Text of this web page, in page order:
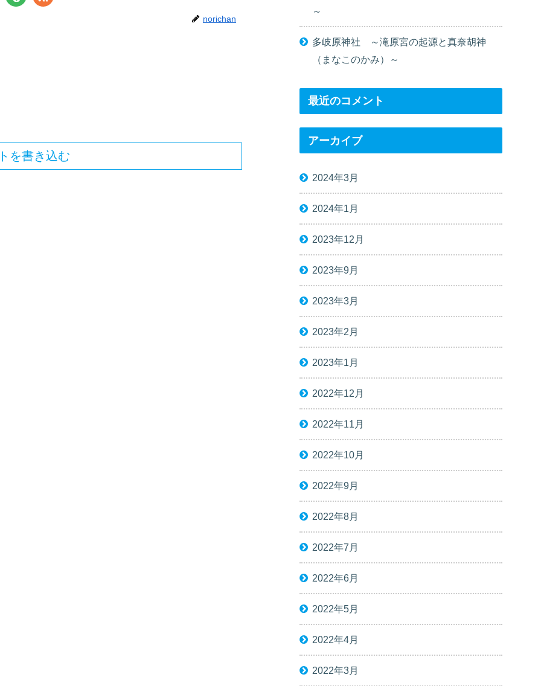
norichan
を書き込む
～
多岐原神社 ～滝原宮の起源と真奈胡神
（まなこのかみ）～
最近のコメント
アーカイブ
2024年3月
2024年1月
2023年12月
2023年9月
2023年3月
2023年2月
2023年1月
2022年12月
2022年11月
2022年10月
2022年9月
2022年8月
2022年7月
2022年6月
2022年5月
2022年4月
2022年3月